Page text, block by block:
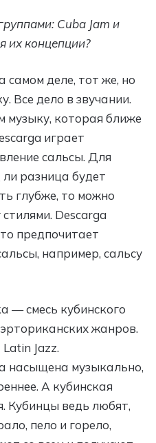
Cuba Jam и
их концепции?
деле, тот же, но
Все дело в звучании.
музыку, которая ближе
играет
сальсы. Для
разница будет
глубже, то можно
Descarga
предпочитает
например, сальсу
— смесь кубинского
жанров.
Jazz.
насыщена музыкально,
А кубинская
Кубинцы ведь любят,
пело и горело,